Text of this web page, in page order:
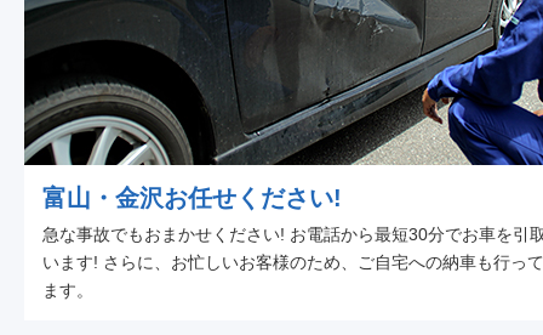
富山・金沢お任せください!
急な事故でもおまかせください! お電話から最短30分でお車を引
います! さらに、お忙しいお客様のため、ご自宅への納車も行っ
ます。